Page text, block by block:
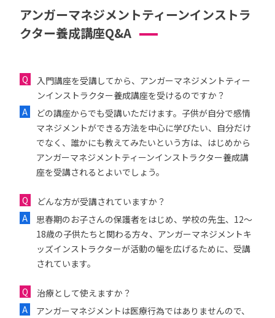
アンガーマネジメントティーンインストラ
クター養成講座Q&A
入門講座を受講してから、アンガーマネジメントティー
ンインストラクター養成講座を受けるのですか？
どの講座からでも受講いただけます。子供が自分で感情
マネジメントができる方法を中心に学びたい、自分だけ
でなく、誰かにも教えてみたいという方は、はじめから
アンガーマネジメントティーンインストラクター養成講
座を受講されるとよいでしょう。
どんな方が受講されていますか？
思春期のお子さんの保護者をはじめ、学校の先生、12〜
18歳の子供たちと関わる方々、アンガーマネジメントキ
ッズインストラクターが活動の幅を広げるために、受講
されています。
治療として使えますか？
アンガーマネジメントは医療行為ではありませんので、